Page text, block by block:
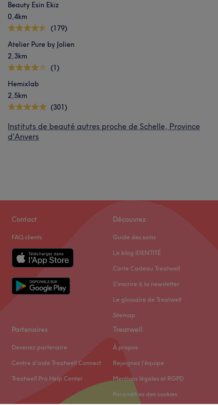
Beauty Esin Ekiz
0,4km
(179)
Atelier Pure by Jolien
2,3km
(1)
Hemixlab
2,5km
(301)
Instituts de beauté autres proche de Schelle, Province
d'Anvers
Contact
FAQ clients
Découvrez
Guide des soins
Le blog IDENTITÉ
Carte Cadeau Treatwell
S'inscrire à la newsletter
Le glossaire de Treatwell
Sitemap
Partenaires
Devenez partenaire
Centre d'aide Treatwell Connect
Treatwell Pro Help Center
Treatwell
À propos
Rejoignez l'équipe
Mentions légales et RGPD
Paramètres des cookies